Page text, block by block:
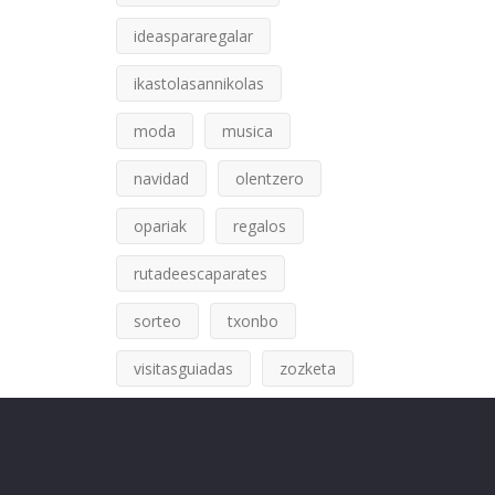
ideaspararegalar
ikastolasannikolas
moda musica
navidad olentzero
opariak regalos
rutadeescaparates
sorteo txonbo
visitasguiadas zozketa